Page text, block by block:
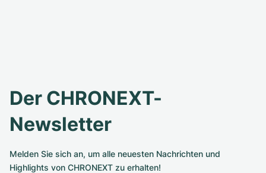
Der CHRONEXT-
Newsletter
Melden Sie sich an, um alle neuesten Nachrichten und
Highlights von CHRONEXT zu erhalten!